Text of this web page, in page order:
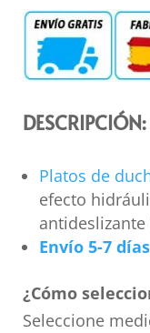
DESCRIPCIÓN:
Platos de
efecto
Envío 5-7 días
¿Cómo
Seleccione